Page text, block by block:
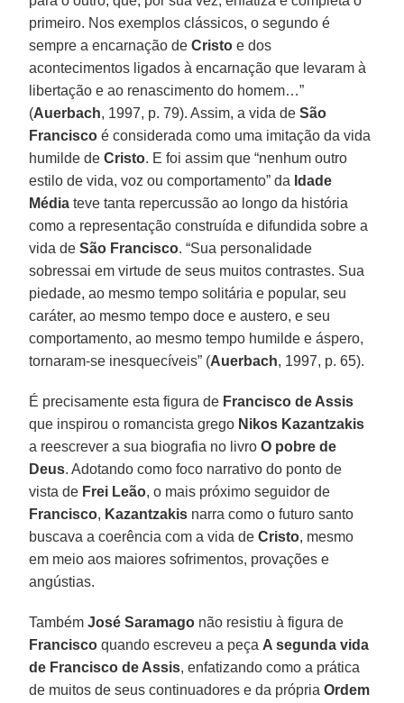
primeiro. Nos exemplos clássicos, o segundo é
sempre a encarnação deCristo e dos
acontecimentos ligados à encarnação que levaram à
libertação e ao renascimento do homem…”
(Auerbach, 1997, p. 79). Assim, a vida deSão
Francisco é considerada como uma imitação da vida
humilde deCristo. E foi assim que “nenhum outro
estilo de vida, voz ou comportamento” da Idade
Média teve tanta repercussão ao longo da história
como a representação construída e difundida sobre a
vida deSão Francisco. “Sua personalidade
sobressai em virtude de seus muitos contrastes. Sua
piedade, ao mesmo tempo solitária e popular, seu
caráter, ao mesmo tempo doce e austero, e seu
comportamento, ao mesmo tempo humilde e áspero,
tornaram-se inesquecíveis” (Auerbach, 1997, p. 65).
É precisamente esta figura de Francisco de Assis
que inspirou o romancista grego Nikos Kazantzakis
a reescrever a sua biografia no livroO pobre de
Deus. Adotando como foco narrativo do ponto de
vista de Frei Leão, o mais próximo seguidor de
Francisco, Kazantzakis narra como o futuro santo
buscava a coerência com a vida deCristo, mesmo
em meio aos maiores sofrimentos, provações e
angústias.
Também José Saramago não resistiu à figura de
Francisco quando escreveu a peça A segunda vida
de Francisco de Assis, enfatizando como a prática
de muitos de seus continuadores e da própriaOrdem